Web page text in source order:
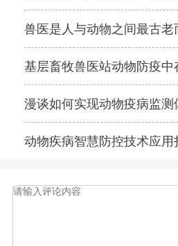
兽医是人与动物之间最古老
基层畜牧兽医站动物防疫中
漫谈如何实现动物疫病监测
动物疾病智慧防控技术应用